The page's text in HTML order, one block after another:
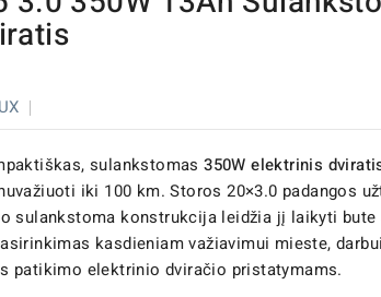
sulankstomas350W elektrinis
iki 100 km. Storos 20×3.0 padangos
sulankstoma konstrukcija leidžia jį laikyti bute
kasdieniam važiavimui mieste,
patikimo elektrinio dviračio pristatymams.